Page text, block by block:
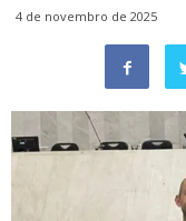
4 de novembro de 2025